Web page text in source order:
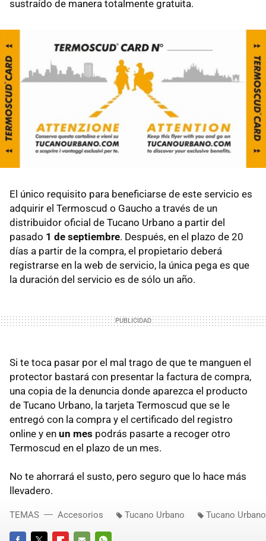
sustraído de manera totalmente gratuita.
El único requisito para beneficiarse de este servicio es
adquirir el Termoscud o Gaucho a través de un
distribuidor oficial de Tucano Urbano a partir del
pasado 1 de septiembre. Después, en el plazo de 20
días a partir de la compra, el propietario deberá
registrarse en la web de servicio, la única pega es que
la duración del servicio es de sólo un año.
Si te toca pasar por el mal trago de que te manguen el
protector bastará con presentar la factura de compra,
una copia de la denuncia donde aparezca el producto
de Tucano Urbano, la tarjeta Termoscud que se le
entregó con la compra y el certificado del registro
online y en un mes podrás pasarte a recoger otro
Termoscud en el plazo de un mes.
No te ahorrará el susto, pero seguro que lo hace más
llevadero.
TEMAS Accesorios Tucano Urbano Tucano